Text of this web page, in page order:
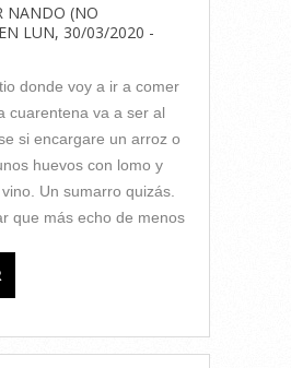
NANDO (NO
EN LUN, 30/03/2020 -
donde voy a ir a comer
cuarentena va a ser al
si encargare un arroz o
huevos con lomo y
Un sumarro quizás.
que más echo de menos